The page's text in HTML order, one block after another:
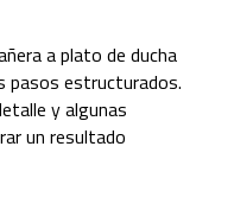
a plato de ducha
pasos estructurados.
y algunas
un resultado